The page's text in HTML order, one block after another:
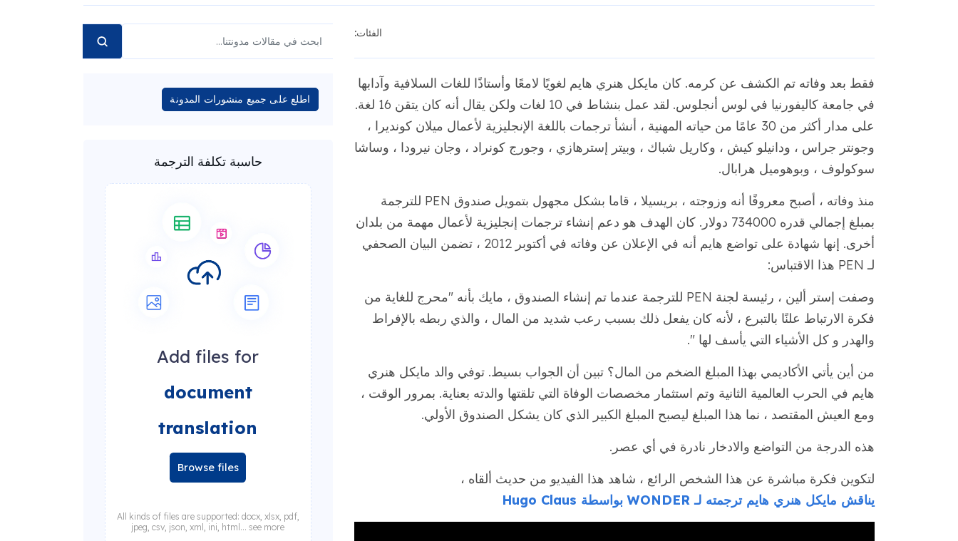
الفئات:
فقط بعد وفاته تم الكشف عن كرمه. كان مايكل هنري هايم لغويًا لامعًا وأستاذًا للغات السلافية وآدابها
في جامعة كاليفورنيا في لوس أنجلوس. لقد عمل بنشاط في 10 لغات ولكن يقال أنه كان يتقن 16 لغة.
على مدار أكثر من 30 عامًا من حياته المهنية ، أنشأ ترجمات باللغة الإنجليزية لأعمال ميلان كونديرا ،
وجونتر جراس ، ودانيلو كيش ، وكاريل شباك ، وبيتر إسترهازي ، وجورج كونراد ، وجان نيرودا ، وساشا
سوكولوف ، وبوهوميل هرابال.
منذ وفاته ، أصبح معروفًا أنه وزوجته ، بريسيلا ، قاما بشكل مجهول بتمويل صندوق PEN للترجمة
بمبلغ إجمالي قدره 734000 دولار. كان الهدف هو دعم إنشاء ترجمات إنجليزية لأعمال مهمة من بلدان
أخرى. إنها شهادة على تواضع هايم أنه في الإعلان عن وفاته في أكتوبر 2012 ، تضمن البيان الصحفي
لـ PEN هذا الاقتباس:
وصفت إستر ألين ، رئيسة لجنة PEN للترجمة عندما تم إنشاء الصندوق ، مايك بأنه "محرج للغاية من
فكرة الارتباط علنًا بالتبرع ، لأنه كان يفعل ذلك بسبب رعب شديد من المال ، والذي ربطه بالإفراط
والهدر و كل الأشياء التي يأسف لها ".
من أين يأتي الأكاديمي بهذا المبلغ الضخم من المال؟ تبين أن الجواب بسيط. توفي والد مايكل هنري
هايم في الحرب العالمية الثانية وتم استثمار مخصصات الوفاة التي تلقتها والدته بعناية. بمرور الوقت ،
ومع العيش المقتصد ، نما هذا المبلغ ليصبح المبلغ الكبير الذي كان يشكل الصندوق الأولي.
هذه الدرجة من التواضع والادخار نادرة في أي عصر.
لتكوين فكرة مباشرة عن هذا الشخص الرائع ، شاهد هذا الفيديو من حديث ألقاه ،
يناقش مايكل هنري هايم ترجمته لـ WONDER بواسطة Hugo Claus
اطلع على جميع منشورات المدونة
حاسبة تكلفة الترجمة
Add files for
document
translation
Browse files
All kinds of files are supported: docx, xlsx, pdf,
jpeg, csv, json, xml, ini, html... see more